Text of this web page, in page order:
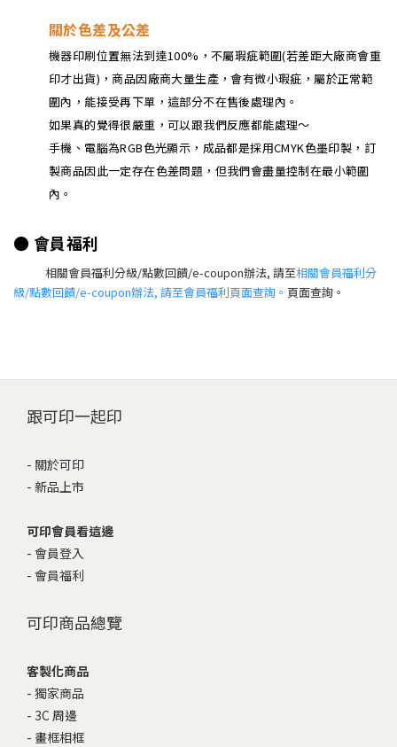
關於色差及公差
機器印刷位置無法到達100%，不屬瑕疵範圍(若差距大廠商會重
印才出貨)，商品因廠商大量生產，會有微小瑕疵，屬於正常範
圍內，能接受再下單，這部分不在售後處理內。
如果真的覺得很嚴重，可以跟我們反應都能處理～
手機、電腦為RGB色光顯示，成品都是採用CMYK色墨印製，訂
製商品因此一定存在色差問題，但我們會盡量控制在最小範圍
內。
● 會員福利
相關會員福利分級/點數回饋/e-coupon辦法, 請至相關會員福利分
級/點數回饋/e-coupon辦法, 請至會員福利頁面查詢。 頁面查詢。
跟可印一起印
- 關於可印
- 新品上市
可印會員看這邊
- 會員登入
- 會員福利
可印商品總覽
客製化商品
- 獨家商品
- 3C 周邊
- 畫框相框